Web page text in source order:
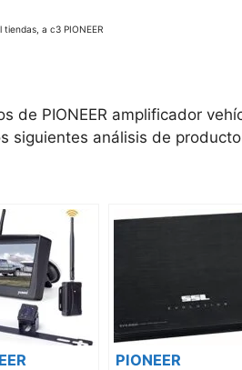
a c3 PIONEER
de PIONEER amplificador
siguientes análisis de
PIONEER